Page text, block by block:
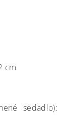
cm
sedadlo):